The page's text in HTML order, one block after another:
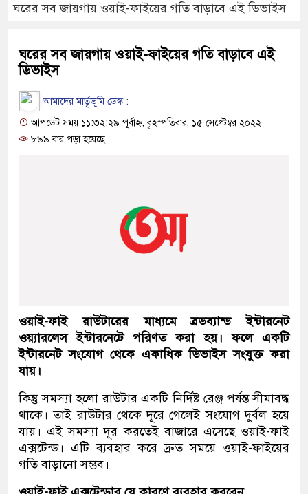
ঘরের সব জায়গায় ওয়াই-ফাইয়ের গতি বাড়াবে এই ডিভাইস
ঘরের সব জায়গায় ওয়াই-ফাইয়ের গতি বাড়াবে এই
ডিভাইস
আমাদের মার্তৃভূমি ডেস্ক :
আপডেট সময় ১১:৩২:২৯ পূর্বাহ্ন, বৃহস্পতিবার, ১৫ সেপ্টেম্বর ২০২২
৮৯৯ বার পড়া হয়েছে
ওয়াই-ফাই রাউটারের মাধ্যমে ব্রডব্যান্ড ইন্টারনেট
ওয়্যারলেস ইন্টারনেটে পরিণত করা হয়। ফলে একটি
ইন্টারনেট সংযোগ থেকে একাধিক ডিভাইস সংযুক্ত করা
যায়।
কিন্তু সমস্যা হলো রাউটার একটি নির্দিষ্ট রেঞ্জ পর্যন্ত সীমাবদ্ধ
থাকে। তাই রাউটার থেকে দূরে গেলেই সংযোগ দুর্বল হয়ে
যায়। এই সমস্যা দূর করতেই বাজারে এসেছে ওয়াই-ফাই
এক্সটেন্ড। এটি ব্যবহার করে দ্রুত সময়ে ওয়াই-ফাইয়ের
গতি বাড়ানো সম্ভব।